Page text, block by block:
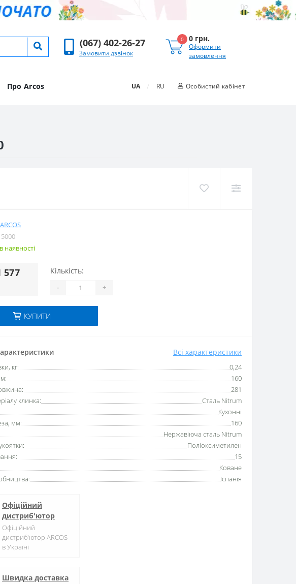
(067) 402-26-27
Замовити дзвінок
0 0 грн.
Оформити
замовлення
Про Arcos UA / RU Особистий кабінет
ARCOS
в наявностi
577
Кількість:
- +
КУПИТИ
Всі характеристики
кг:
0,24
160
281
клинка:
Сталь Nitrum
Кухонні
мм:
160
Нержавіюча сталь Nitrum
Поліоксиметилен
15
Коване
Іспанія
Офіційний
дистриб'ютор
Офіційний
дистриб'ютор ARCOS
в Україні
Швидка доставка